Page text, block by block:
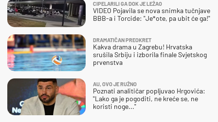
CIPELARILI GA DOK JE LEŽAO
VIDEO Pojavila se nova snimka tučnjave
BBB-a i Torcide: "Je*ote, pa ubit će ga!"
DRAMATIČAN PREOKRET
Kakva drama u Zagrebu! Hrvatska
srušila Srbiju i izborila finale Svjetskog
prvenstva
AU, OVO JE RUŽNO
Poznati analitičar popljuvao Hrgovića:
"Lako ga je pogoditi, ne kreće se, ne
koristi noge..."